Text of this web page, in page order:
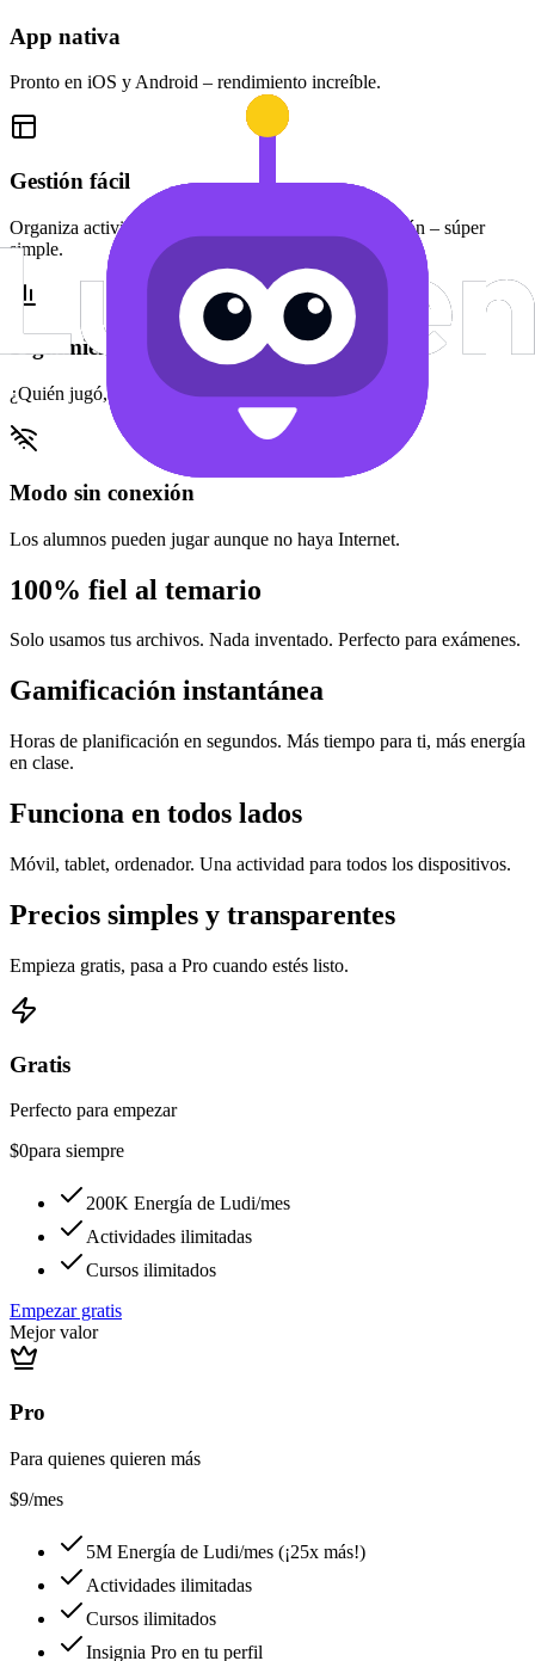
App nativa
Pronto en iOS y Android – rendimiento increíble.
Gestión fácil
Organiza actividades en cursos y listas de reproducción – súper
simple.
Seguimiento de progreso
¿Quién jugó, quién sacó cuánto? Todo a la vista.
Modo sin conexión
Los alumnos pueden jugar aunque no haya Internet.
100% fiel al temario
Solo usamos tus archivos. Nada inventado. Perfecto para exámenes.
Gamificación instantánea
Horas de planificación en segundos. Más tiempo para ti, más energía
en clase.
Funciona en todos lados
Móvil, tablet, ordenador. Una actividad para todos los dispositivos.
Precios simples y transparentes
Empieza gratis, pasa a Pro cuando estés listo.
Gratis
Perfecto para empezar
$0para siempre
200K Energía de Ludi/mes
Actividades ilimitadas
Cursos ilimitados
Empezar gratis
Mejor valor
Pro
Para quienes quieren más
$9/mes
5M Energía de Ludi/mes (¡25x más!)
Actividades ilimitadas
Cursos ilimitados
Insignia Pro en tu perfil